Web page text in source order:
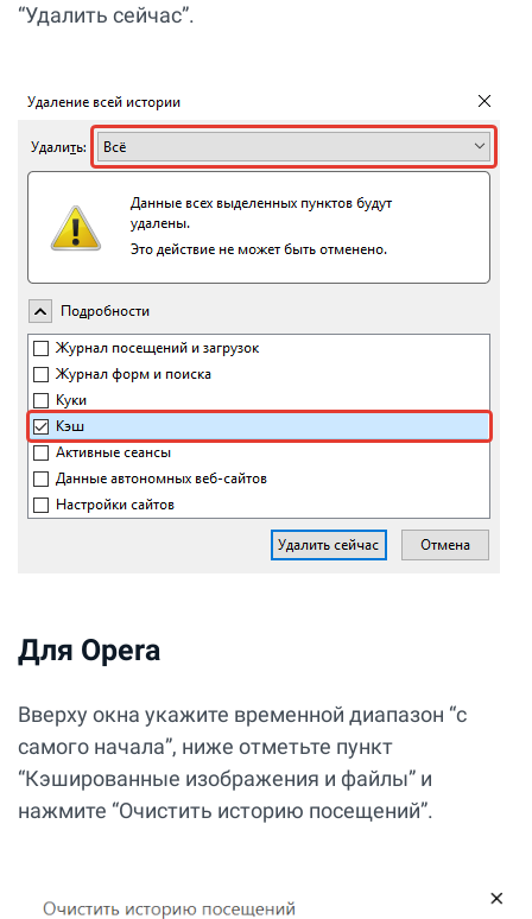
“Удалить сейчас”.
Для Opera
Вверху окна укажите временной диапазон “с
самого начала”, ниже отметьте пункт
“Кэшированные изображения и файлы” и
нажмите “Очистить историю посещений”.